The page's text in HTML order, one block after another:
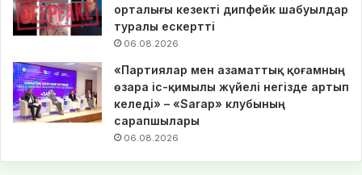
орталығы кезекті дипфейк шабуылдар
туралы ескертті
06.08.2026
«Партиялар мен азаматтық қоғамның
өзара іс-қимылы жүйелі негізде артып
келеді» – «Sarap» клубының
сарапшылары
06.08.2026